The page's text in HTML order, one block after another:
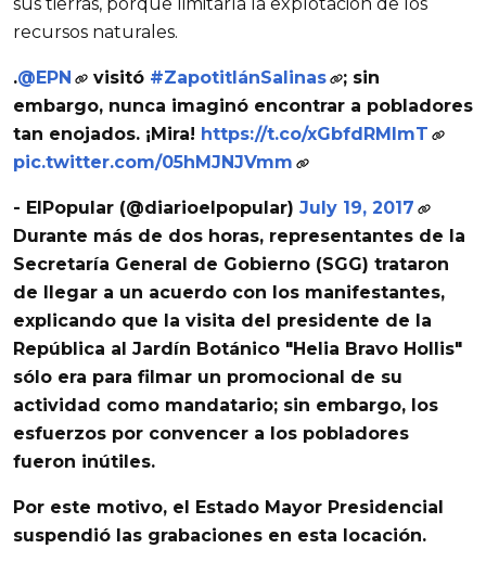
sus tierras, porque limitaría la explotación de los
recursos naturales.
.@EPN visitó #ZapotitlánSalinas
; sin
embargo, nunca imaginó encontrar a pobladores
tan enojados. ¡Mira! https://t.co/xGbfdRMImT
pic.twitter.com/05hMJNJVmm
- ElPopular (@diarioelpopular) July 19, 2017
Durante más de dos horas, representantes de la
Secretaría General de Gobierno (SGG) trataron
de llegar a un acuerdo con los manifestantes,
explicando que la visita del presidente de la
República al Jardín Botánico "Helia Bravo Hollis"
sólo era para filmar un promocional de su
actividad como mandatario; sin embargo, los
esfuerzos por convencer a los pobladores
fueron inútiles.
Por este motivo, el
Estado Mayor Presidencial
suspendió las grabaciones en esta locación.